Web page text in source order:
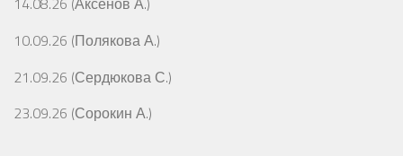
10.09.26 (Полякова А.)
21.09.26 (Сердюкова С.)
23.09.26 (Сорокин А.)